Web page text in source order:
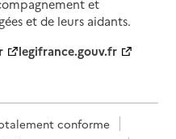
et
et de leurs aidants.
legifrance.gouv.fr
conforme